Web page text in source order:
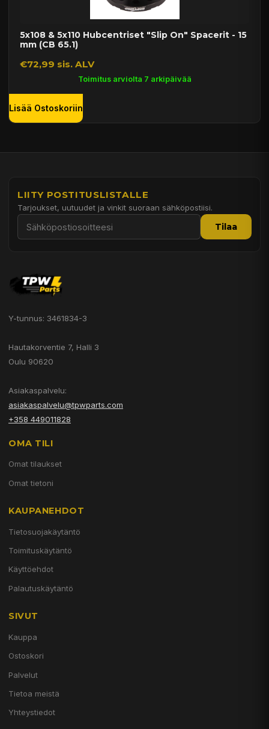
5x108 & 5x110 Hubcentriset "Slip On" Spacerit - 15
mm (CB 65.1)
€72,99 sis. ALV
Toimitus arviolta 7 arkipäivää
Lisää Ostoskoriin
LIITY POSTITUSLISTALLE
Tarjoukset, uutuudet ja vinkit suoraan sähköpostiisi.
Tilaa
Y-tunnus: 3461834-3
Hautakorventie 7, Halli 3
Oulu 90620
Asiakaspalvelu:
asiakaspalvelu@tpwparts.com
+358 449011828
OMA TILI
Omat tilaukset
Omat tietoni
KAUPANEHDOT
Tietosuojakäytäntö
Toimituskäytäntö
Käyttöehdot
Palautuskäytäntö
SIVUT
Kauppa
Ostoskori
Palvelut
Tietoa meistä
Yhteystiedot